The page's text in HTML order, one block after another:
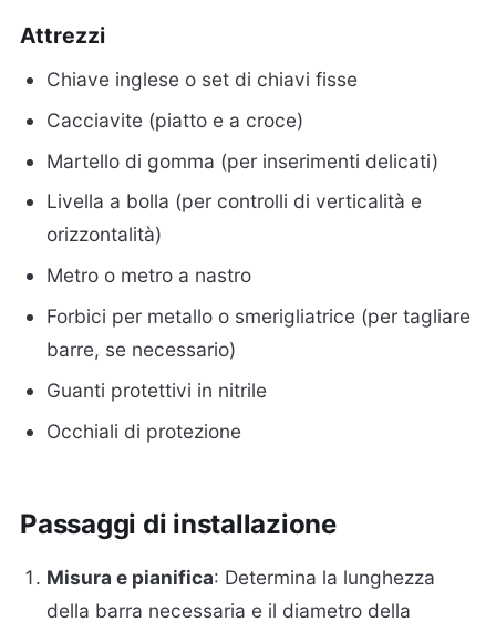
Attrezzi
Chiave inglese o set di chiavi fisse
Cacciavite (piatto e a croce)
Martello di gomma (per inserimenti delicati)
Livella a bolla (per controlli di verticalità e
orizzontalità)
Metro o metro a nastro
Forbici per metallo o smerigliatrice (per tagliare
barre, se necessario)
Guanti protettivi in nitrile
Occhiali di protezione
Passaggi di installazione
Misura e pianifica: Determina la lunghezza
della barra necessaria e il diametro della